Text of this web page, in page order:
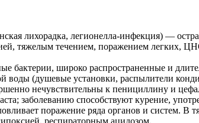
лихорадка, легионелла-инфекция) —
тяжелым течением, поражением
бактерии, широко распространенные и
воды (душевые установки, распылители
нечувствительны к пенициллину и
заболеванию способствуют курение,
поражение ряда органов и систем. В
респираторным ацидозом.